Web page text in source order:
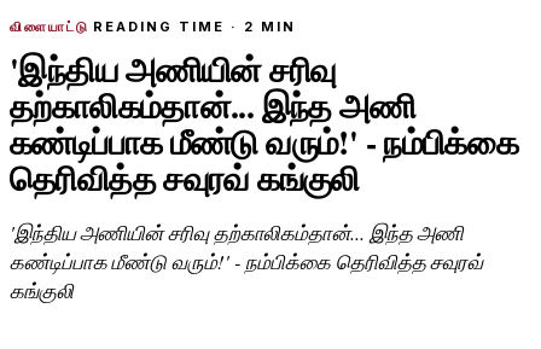
விளையாட்டு READING TIME · 2 MIN
'இந்திய அணியின் சரிவு
தற்காலிகம்தான்... இந்த அணி
கண்டிப்பாக மீண்டு வரும்!' - நம்பிக்கை
தெரிவித்த சவுரவ் கங்குலி
'இந்திய அணியின் சரிவு தற்காலிகம்தான்... இந்த அணி
கண்டிப்பாக மீண்டு வரும்!' - நம்பிக்கை தெரிவித்த சவுரவ்
கங்குலி